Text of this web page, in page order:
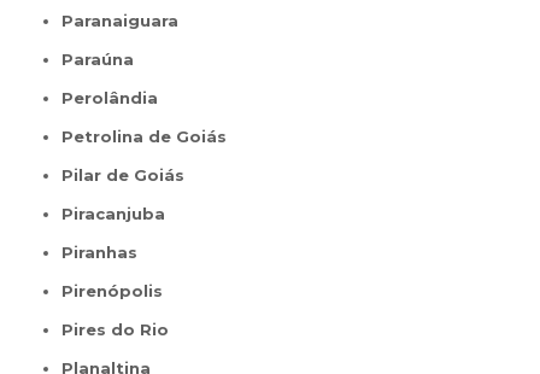
Paranaiguara
Paraúna
Perolândia
Petrolina de Goiás
Pilar de Goiás
Piracanjuba
Piranhas
Pirenópolis
Pires do Rio
Planaltina